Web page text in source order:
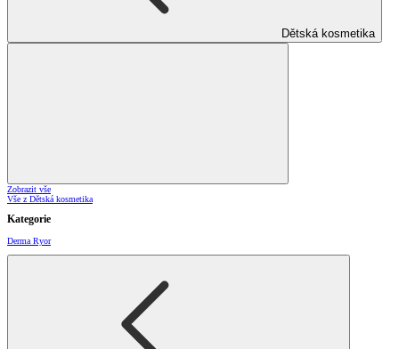
Dětská kosmetika
Zobrazit vše
Vše z Dětská kosmetika
Kategorie
Derma Ryor